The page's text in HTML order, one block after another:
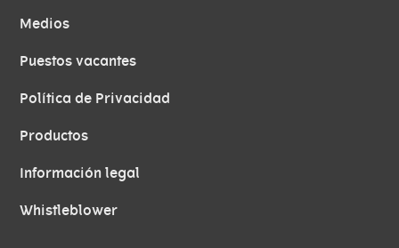
Medios
Puestos vacantes
Política de Privacidad
Productos
Información legal
Whistleblower